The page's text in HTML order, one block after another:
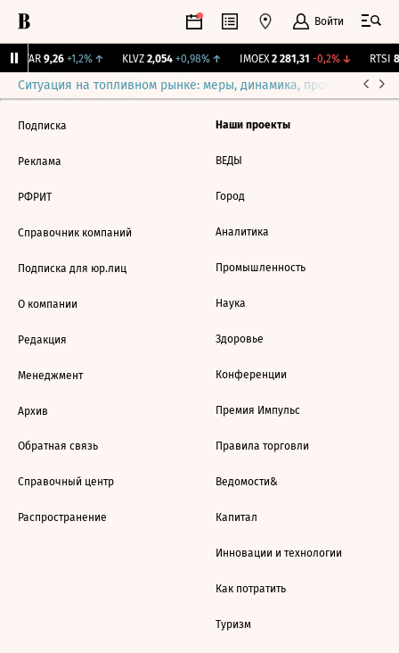
Войти
UTAR 9,26 +1,2%↑ KLVZ 2,054 +0,98%↑ IMOEX 2 281,31 -0,2%↓ RTSI
Ситуация на топливном рынке: меры, динамика, прогнозы
Подписка
Реклама
РФРИТ
Справочник компаний
Подписка для юр.лиц
О компании
Редакция
Менеджмент
Архив
Обратная связь
Справочный центр
Распространение
Наши проекты
ВЕДЫ
Город
Аналитика
Промышленность
Наука
Здоровье
Конференции
Премия Импульс
Правила торговли
Ведомости&
Капитал
Инновации и технологии
Как потратить
Туризм